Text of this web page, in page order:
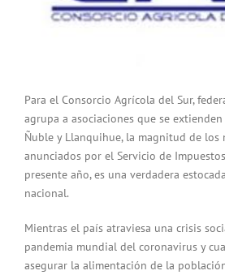
Para el Consorcio Agrícola del Sur,
agrupa a asociaciones que se
Ñuble y Llanquihue, la magnitud de los
anunciados por el Servicio de
presente año, es una verdadera
nacional.
Mientras el país atraviesa una crisis
pandemia mundial del coronavirus y
asegurar la alimentación de la